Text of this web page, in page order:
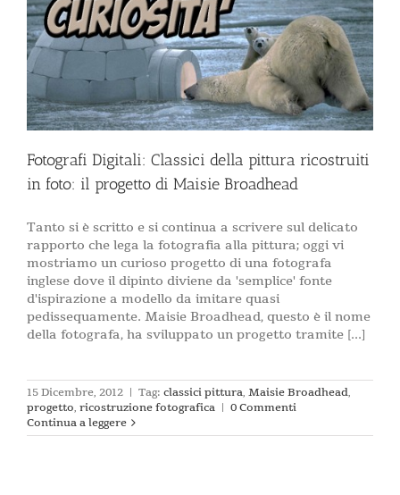
Fotografi Digitali: Classici della pittura ricostruiti
in foto: il progetto di Maisie Broadhead
Tanto si è scritto e si continua a scrivere sul delicato
rapporto che lega la fotografia alla pittura; oggi vi
mostriamo un curioso progetto di una fotografa
inglese dove il dipinto diviene da 'semplice' fonte
d'ispirazione a modello da imitare quasi
pedissequamente. Maisie Broadhead, questo è il nome
della fotografa, ha sviluppato un progetto tramite [...]
15 Dicembre, 2012 | Tag: classici pittura, Maisie Broadhead,
progetto, ricostruzione fotografica | 0 Commenti
Continua a leggere